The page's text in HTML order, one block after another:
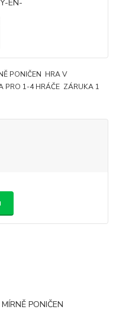
PONIČEN HRA V
PRO 1-4 HRÁČE ZÁRUKA 1
PONIČEN